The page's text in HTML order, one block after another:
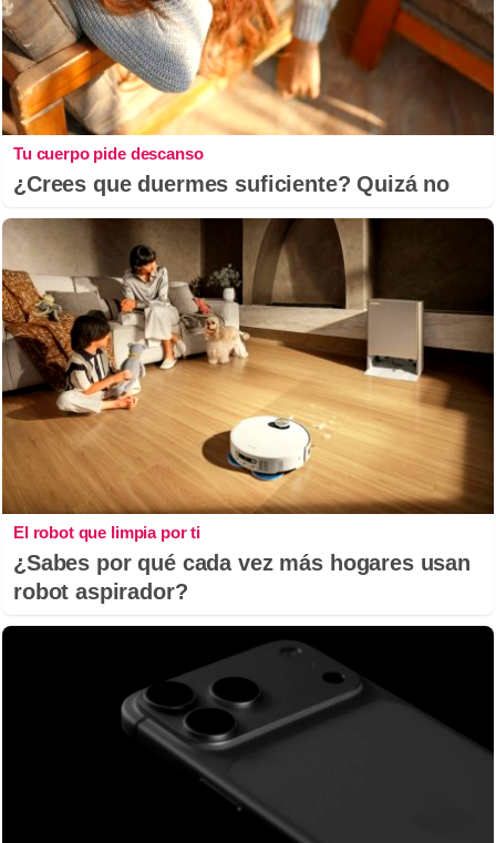
Tu cuerpo pide descanso
¿Crees que duermes suficiente? Quizá no
El robot que limpia por ti
¿Sabes por qué cada vez más hogares usan
robot aspirador?